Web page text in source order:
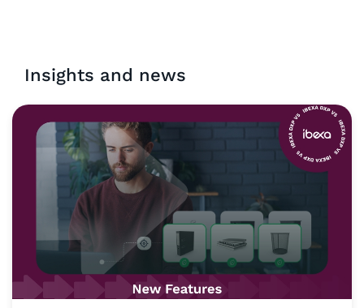
Insights and news